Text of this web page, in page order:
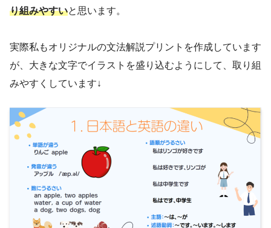
り組みやすいと思います。
実際私もオリジナルの文法解説プリントを作成しています
が、大きな文字でイラストを盛り込むようにして、取り組
みやすくしています↓